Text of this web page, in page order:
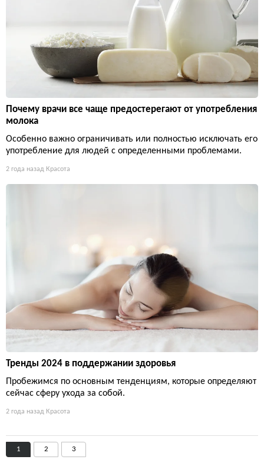
Почему врачи все чаще предостерегают от употребления
молока
Особенно важно ограничивать или полностью исключать его
употребление для людей с определенными проблемами.
2 года назад Красота
Тренды 2024 в поддержании здоровья
Пробежимся по основным тенденциям, которые определяют
сейчас сферу ухода за собой.
2 года назад Красота
1 2 3